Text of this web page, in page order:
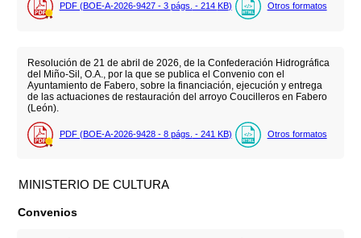
PDF (BOE-A-2026-9427 - 3 págs. - 214 KB) Otros formatos
Resolución de 21 de abril de 2026, de la Confederación Hidrográfica
del Miño-Sil, O.A., por la que se publica el Convenio con el
Ayuntamiento de Fabero, sobre la financiación, ejecución y entrega
de las actuaciones de restauración del arroyo Coucilleros en Fabero
(León).
PDF (BOE-A-2026-9428 - 8 págs. - 241 KB) Otros formatos
MINISTERIO DE CULTURA
Convenios